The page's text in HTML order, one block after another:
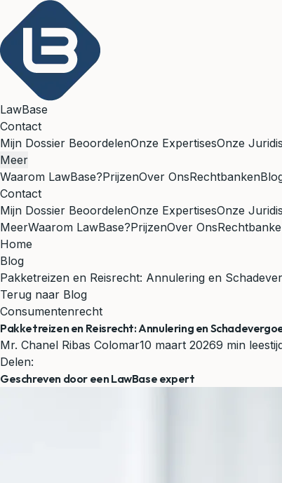
LawBase
Contact
Mijn Dossier BeoordelenOnze ExpertisesOnze
Meer
Waarom LawBase?PrijzenOver OnsRechtbanken
Contact
Mijn Dossier BeoordelenOnze ExpertisesOnze
MeerWaarom LawBase?PrijzenOver Ons
Home
Blog
Pakketreizen en Reisrecht: Annulering en
Terug naar Blog
Consumentenrecht
Pakketreizen en Reisrecht: Annulering en
Mr. Chanel Ribas Colomar10 maart 20269 min
Delen:
Geschreven door een LawBase expert